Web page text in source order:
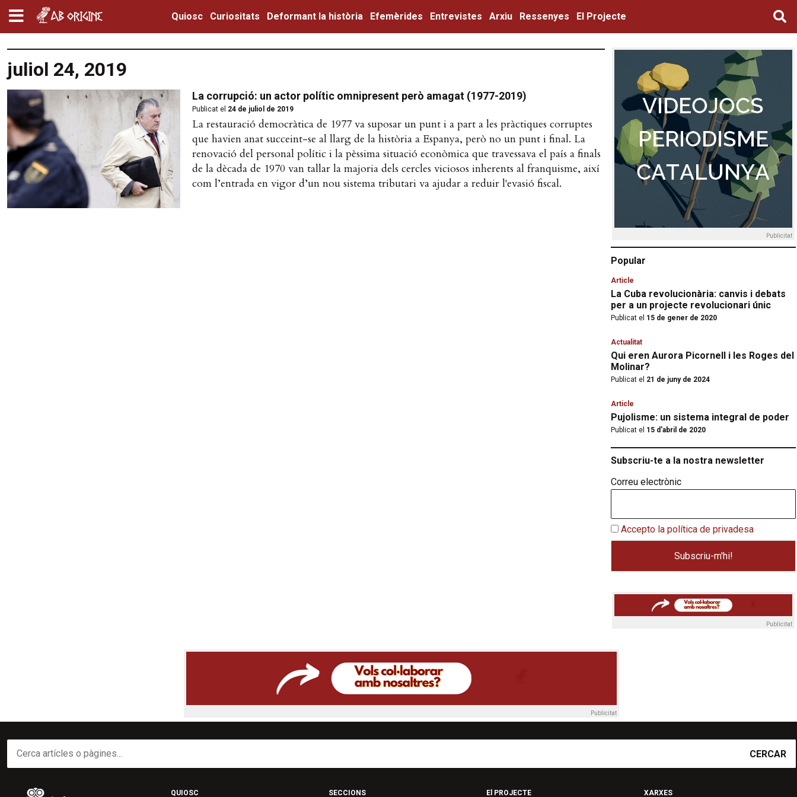
Quiosc Curiositats Deformant la història Efemèrides Entrevistes Arxiu Ressenyes El Projecte
juliol 24, 2019
La corrupció: un actor polític omnipresent però amagat (1977-2019)
Publicat el 24 de juliol de 2019
La restauració democràtica de 1977 va suposar un punt i a part a les pràctiques corruptes
que havien anat succeint-se al llarg de la història a Espanya, però no un punt i final. La
renovació del personal polític i la pèssima situació econòmica que travessava el país a finals
de la dècada de 1970 van tallar la majoria dels cercles viciosos inherents al franquisme, així
com l’entrada en vigor d’un nou sistema tributari va ajudar a reduir l'evasió fiscal.
Publicitat
Popular
Article
La Cuba revolucionària: canvis i debats
per a un projecte revolucionari únic
Publicat el 15 de gener de 2020
Actualitat
Qui eren Aurora Picornell i les Roges del
Molinar?
Publicat el 21 de juny de 2024
Article
Pujolisme: un sistema integral de poder
Publicat el 15 d'abril de 2020
Subscriu-te a la nostra newsletter
Correu electrònic
Accepto la política de privadesa
Publicitat
Publicitat
CERCAR
QUIOSC SECCIONS El PROJECTE XARXES